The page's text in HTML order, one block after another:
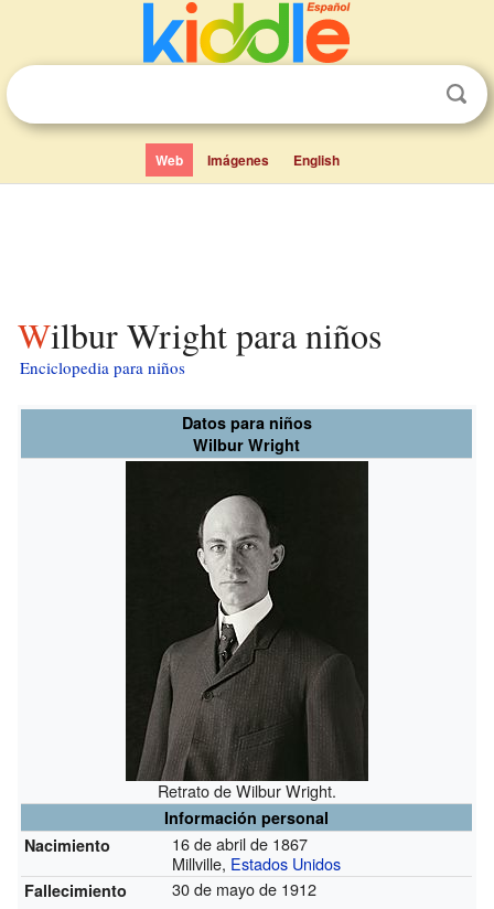
Web Imágenes English
Wilbur Wright para niños
Enciclopedia para niños
Datos para niños
Wilbur Wright
Retrato de Wilbur Wright.
Información personal
Nacimiento
16 de abril de 1867
Millville, Estados Unidos
Fallecimiento
30 de mayo de 1912